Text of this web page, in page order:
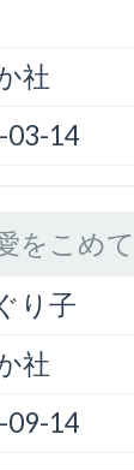
社
03-14
をこめて
り子
社
09-14